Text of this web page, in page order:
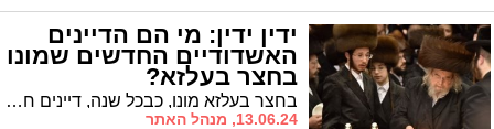
ידין ידין: מי הם הדיינים
האשדודיים החדשים שמונו
בחצר בעלזא?
בחצר בעלזא מונו, כבכל שנה, דיינים חדשים ששזכו למינוי הרשמי לפני הטיש של ליל שבועות. בין הדיינים החדשים: מספר אברכים מאשדוד
13.06.24, מנהל האתר